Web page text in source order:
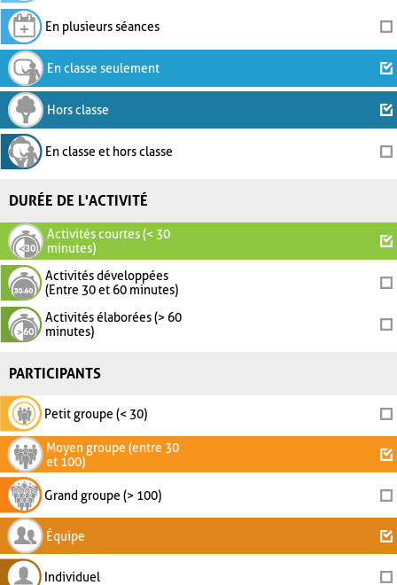
En plusieurs séances
En classe seulement
Hors classe
En classe et hors classe
DURÉE DE L'ACTIVITÉ
Activités courtes (< 30
minutes)
Activités développées
(Entre 30 et 60 minutes)
Activités élaborées (> 60
minutes)
PARTICIPANTS
Petit groupe (< 30)
Moyen groupe (entre 30
et 100)
Grand groupe (> 100)
Équipe
Individuel